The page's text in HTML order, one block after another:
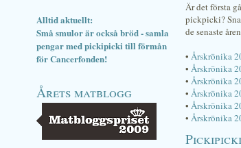
Alltid aktuellt:
Små smulor är också bröd - samla
pengar med pickipicki till förmån
för Cancerfonden!
Årets matblogg
Är det första
pickpicki?
de senaste
• Årskrönika
• Årskrönika
• Årskrönika
• Årskrönika
• Årskrönika
• Årskrönika